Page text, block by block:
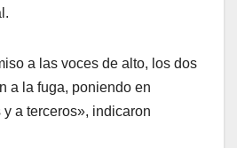
a las voces de alto, los dos
a la fuga, poniendo en
a terceros», indicaron